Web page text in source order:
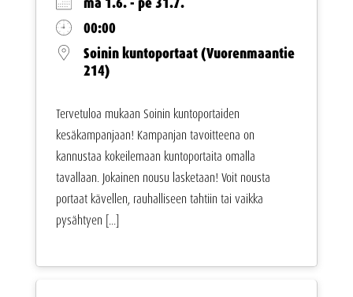
00:00
Soinin kuntoportaat (Vuorenmaantie
214)
Tervetuloa mukaan Soinin kuntoportaiden
kesäkampanjaan! Kampanjan tavoitteena on
kannustaa kokeilemaan kuntoportaita omalla
tavallaan. Jokainen nousu lasketaan! Voit nousta
portaat kävellen, rauhalliseen tahtiin tai vaikka
pysähtyen [...]